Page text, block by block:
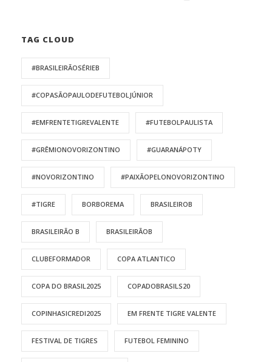
TAG CLOUD
#BRASILEIRÃOSÉRIEB
#COPASÃOPAULODEFUTEBOLJÚNIOR
#EMFRENTETIGREVALENTE #FUTEBOLPAULISTA
#GRÊMIONOVORIZONTINO #GUARANÁPOTY
#NOVORIZONTINO #PAIXÃOPELONOVORIZONTINO
#TIGRE BORBOREMA BRASILEIROB
BRASILEIRÃO B BRASILEIRÃOB
CLUBEFORMADOR COPA ATLANTICO
COPA DO BRASIL2025 COPADOBRASILS20
COPINHASICREDI2025 EM FRENTE TIGRE VALENTE
FESTIVAL DE TIGRES FUTEBOL FEMININO